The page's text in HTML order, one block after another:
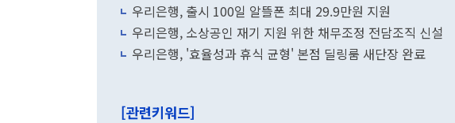
우리은행, 출시 100일 알뜰폰 최대 29.9만원 지원
우리은행, 소상공인 재기 지원 위한 채무조정 전담조직 신설
우리은행, '효율성과 휴식 균형' 본점 딜링룸 새단장 완료
[관련키워드]